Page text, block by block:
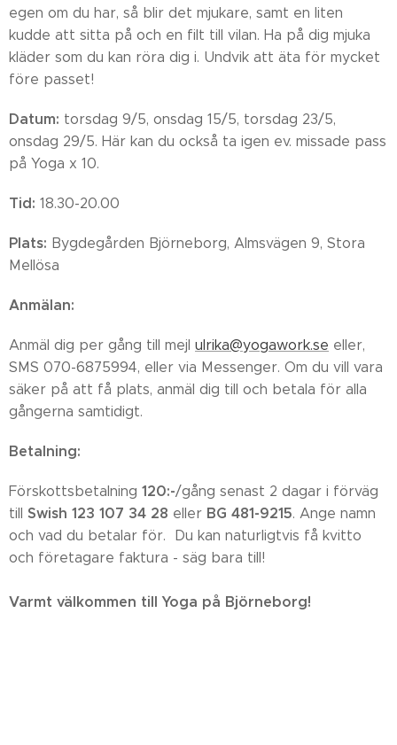
egen om du har, så blir det mjukare, samt en liten
kudde att sitta på och en filt till vilan. Ha på dig mjuka
kläder som du kan röra dig i. Undvik att äta för mycket
före passet!
Datum: torsdag 9/5, onsdag 15/5, torsdag 23/5,
onsdag 29/5. Här kan du också ta igen ev. missade pass
på Yoga x 10.
Tid: 18.30-20.00
Plats: Bygdegården Björneborg, Almsvägen 9, Stora
Mellösa
Anmälan:
Anmäl dig per gång till mejl ulrika@yogawork.se eller,
SMS 070-6875994, eller via Messenger. Om du vill vara
säker på att få plats, anmäl dig till och betala för alla
gångerna samtidigt.
Betalning:
Förskottsbetalning 120:-/gång senast 2 dagar i förväg
till Swish 123 107 34 28 eller BG 481-9215. Ange namn
och vad du betalar för. Du kan naturligtvis få kvitto
och företagare faktura - säg bara till!
Varmt välkommen till Yoga på Björneborg!